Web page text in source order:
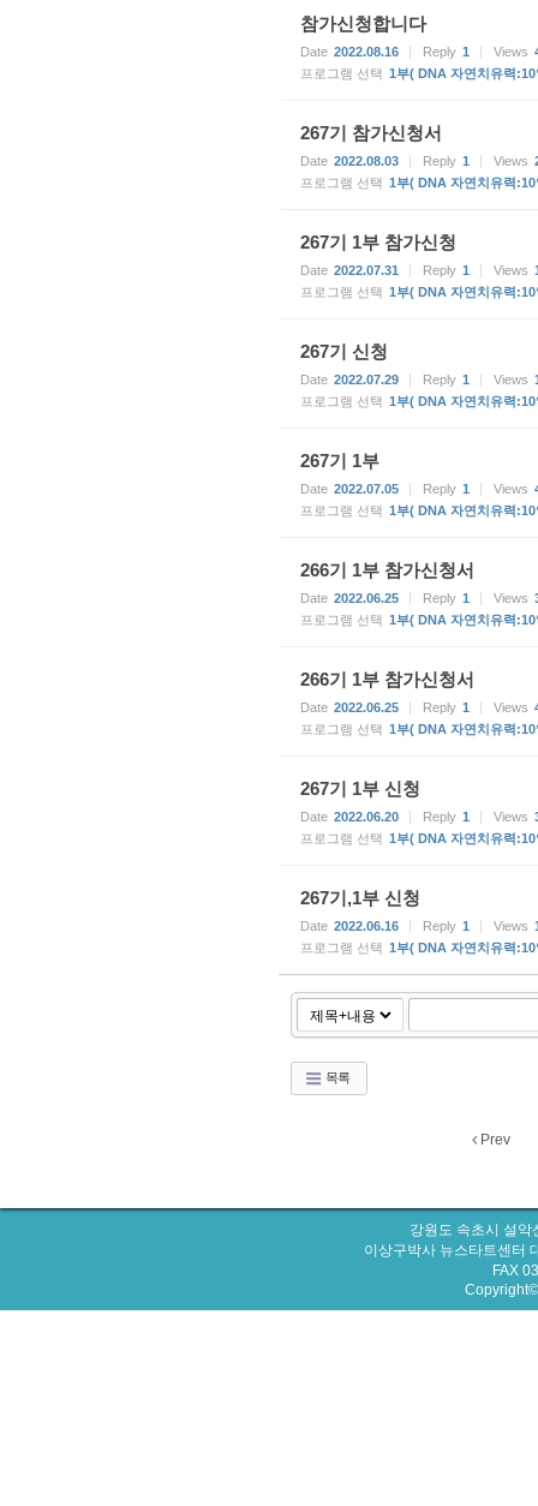
참가신청합니다
Date 2022.08.16 Reply 1 Views
프로그램 선택 1부( DNA 자연치유력:10
267기 참가신청서
Date 2022.08.03 Reply 1 Views
프로그램 선택 1부( DNA 자연치유력:10
267기 1부 참가신청
Date 2022.07.31 Reply 1 Views
프로그램 선택 1부( DNA 자연치유력:10
267기 신청
Date 2022.07.29 Reply 1 Views
프로그램 선택 1부( DNA 자연치유력:10
267기 1부
Date 2022.07.05 Reply 1 Views
프로그램 선택 1부( DNA 자연치유력:10
266기 1부 참가신청서
Date 2022.06.25 Reply 1 Views
프로그램 선택 1부( DNA 자연치유력:10
266기 1부 참가신청서
Date 2022.06.25 Reply 1 Views
프로그램 선택 1부( DNA 자연치유력:10
267기 1부 신청
Date 2022.06.20 Reply 1 Views
프로그램 선택 1부( DNA 자연치유력:10
267기,1부 신청
Date 2022.06.16 Reply 1 Views
프로그램 선택 1부( DNA 자연치유력:10
목록
Prev
강원도 속초시 설
이상구박사 뉴스타트센터
FAX